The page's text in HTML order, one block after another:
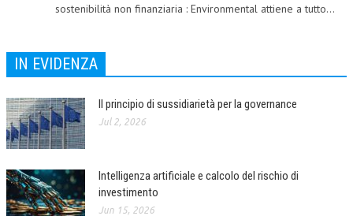
HUMAN RESOURCES
RISORSE UMANE
MARKETING
RISK MANAGEMENT
sostenibilità non finanziaria : Environmental attiene a tutto...
IN EVIDENZA
Il principio di sussidiarietà per la governance
Jul 2, 2026
Intelligenza artificiale e calcolo del rischio di
investimento
Jun 15, 2026